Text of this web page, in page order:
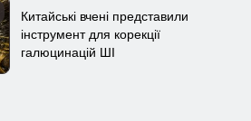
Китайські вчені представили
інструмент для корекції
галюцинацій ШІ